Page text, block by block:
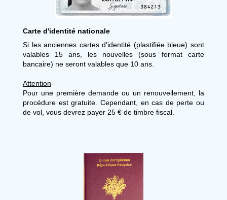
Carte d'identité nationale
Si les anciennes cartes d'identité (plastifiée bleue) sont
valables 15 ans, les nouvelles (sous format carte
bancaire) ne seront valables que 10 ans.
Attention
Pour une première demande ou un renouvellement, la
procédure est gratuite. Cependant, en cas de perte ou
de vol, vous devrez payer 25 € de timbre fiscal.